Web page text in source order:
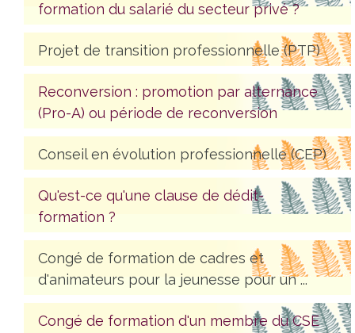
formation du salarié du secteur privé ?
Projet de transition professionnelle (PTP)
Reconversion : promotion par alternance
(Pro-A) ou période de reconversion
Conseil en évolution professionnelle (CEP)
Qu'est-ce qu'une clause de dédit-
formation ?
Congé de formation de cadres et
d'animateurs pour la jeunesse pour un ...
Congé de formation d'un membre du CSE